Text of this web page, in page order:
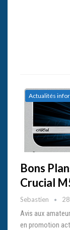
Actualités
Bons
Crucial
Sebastien
Avis aux
en promotion